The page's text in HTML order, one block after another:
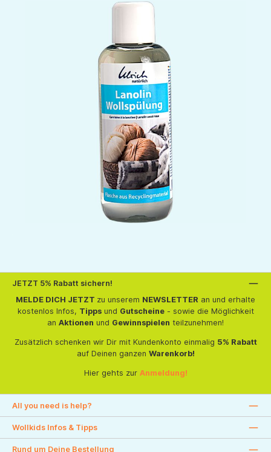
JETZT 5% Rabatt sichern!
MELDE DICH JETZT zu unserem NEWSLETTER an und erhalte
kostenlos Infos, Tippsund Gutscheine- sowie die Möglichkeit
an Aktionen und Gewinnspielen teilzunehmen!
Zusätzlich schenken wir Dir mit Kundenkonto einmalig 5% Rabatt
auf Deinen ganzen Warenkorb!
Hier gehts zur Anmeldung!
All you need is help?
Wollkids Infos & Tipps
Rund um Deine Bestellung